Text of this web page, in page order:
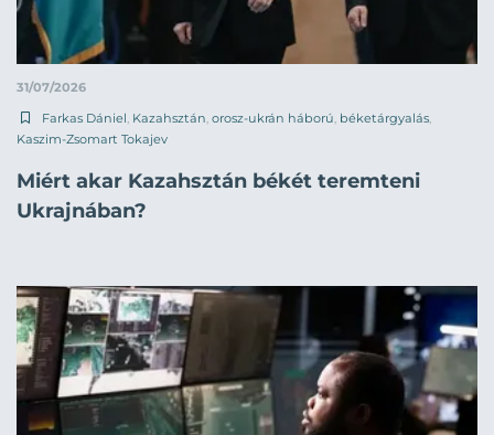
31/07/2026
Farkas Dániel, Kazahsztán, orosz-ukrán háború, béketárgyalás,
Kaszim-Zsomart Tokajev
Miért akar Kazahsztán békét teremteni
Ukrajnában?